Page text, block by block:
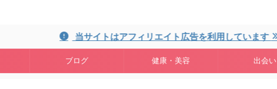
当サイトはアフィリエイト広告を利用しています
ブログ 健康・美容 出会い